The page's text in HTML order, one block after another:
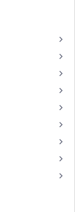
keyboard_arrow_right
keyboard_arrow_right
keyboard_arrow_right
keyboard_arrow_right
keyboard_arrow_right
keyboard_arrow_right
keyboard_arrow_right
keyboard_arrow_right
keyboard_arrow_right